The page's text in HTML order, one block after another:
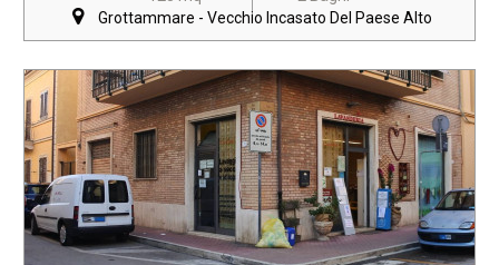
Grottammare - Vecchio Incasato Del Paese Alto